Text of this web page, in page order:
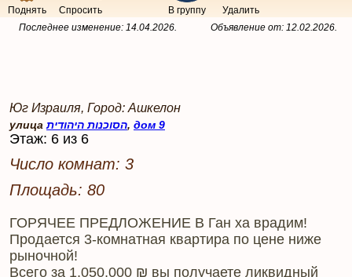
Поднять Спросить В группу
Удалить
Последнее изменение: 14.04.2026. Объявление от: 12.02.2026.
Юг Израиля, Город: Ашкелон
улица הסוכנות היהודית, дом 9
Этаж: 6 из 6
Число комнат: 3
Площадь: 80
ГОРЯЧЕЕ ПРЕДЛОЖЕНИЕ В Ган ха врадим!
Продается 3-комнатная квартира по цене ниже
рыночной!
Всего за 1,050,000 ₪ вы получаете ликвидный